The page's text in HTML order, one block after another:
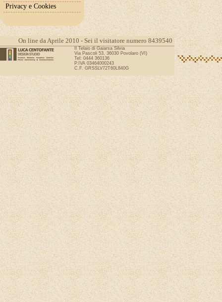
Privacy e Cookies
On line da Aprile 2010 - Sei il visitatore numero 8439540
Il Telaio di Gaiarsa Silvia
Via Pascoli 53, 36030 Povolaro (VI)
Tel: 0444 360136
P.IVA 03464000243
C.F. GRSSLV72T60L840G